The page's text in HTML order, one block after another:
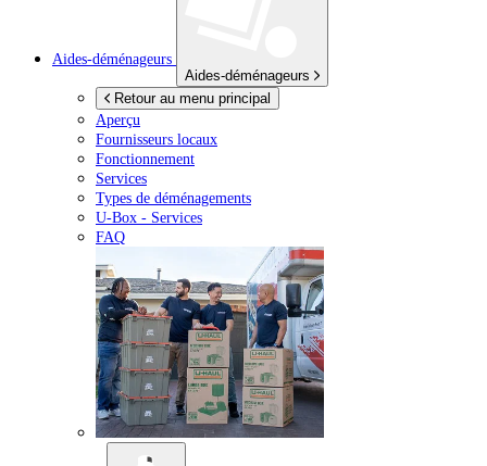
Aides-déménageurs
Aides-déménageurs
Retour au menu principal
Aperçu
Fournisseurs locaux
Fonctionnement
Services
Types de déménagements
U-Box - Services
FAQ